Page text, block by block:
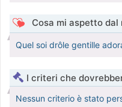
Cosa mi aspetto dal
Quel soi drôle gentille
I criteri che
Nessun criterio è stato